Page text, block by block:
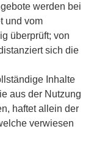
werden bei
und vom
überprüft; von
sich die
Inhalte
aus der Nutzung
haftet allein der
verwiesen